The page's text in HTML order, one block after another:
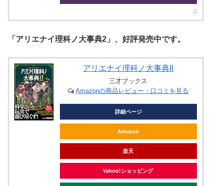
「アリエナイ理科ノ大事典2」、好評発売中です。
アリエナイ理科ノ大事典II
三才ブックス
Amazonの商品レビュー・口コミを見る
詳細ページ
Amazon
楽天
Yahoo!ショッピング